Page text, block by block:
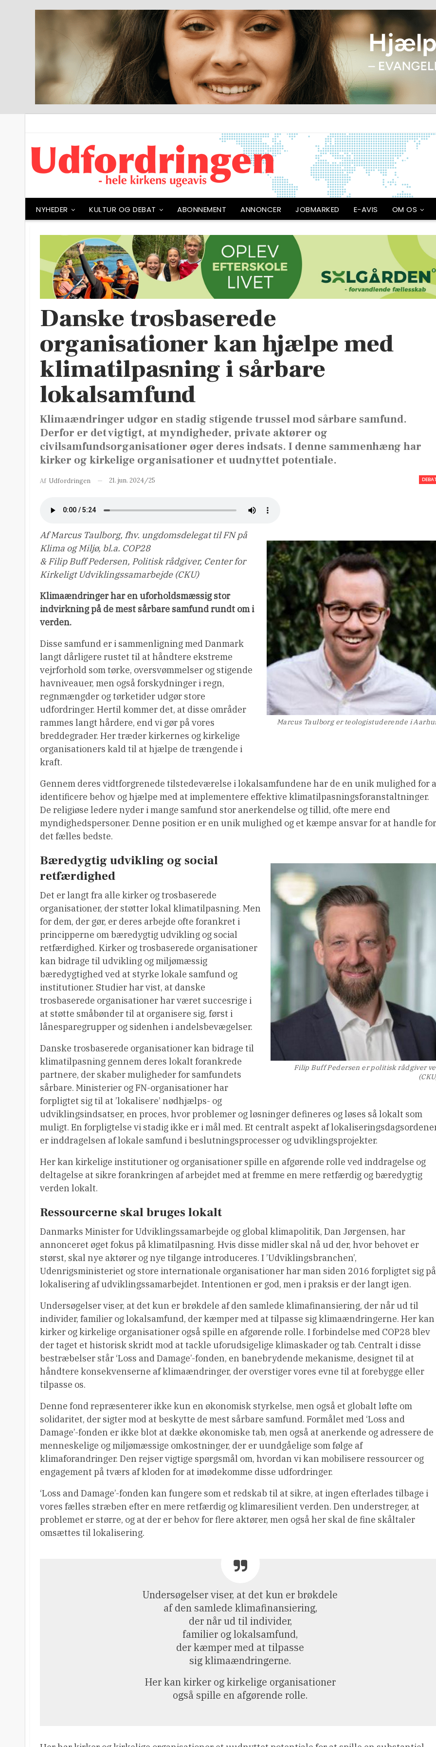
NYHEDER KULTUR OG DEBAT ABONNEMENT ANNONCER JOBMARKED E-AVIS OM OS
Danske trosbaserede
organisationer kan hjælpe med
klimatilpasning i sårbare
lokalsamfund
Klimaændringer udgør en stadig stigende trussel mod sårbare samfund.
Derfor er det vigtigt, at myndigheder, private aktører og
civilsamfundsorganisationer øger deres indsats. I denne sammenhæng har
kirker og kirkelige organisationer et uudnyttet potentiale.
Af Udfordringen 21. jun. 2024/25
Marcus Taulborg er teologistuderende i
Af Marcus Taulborg, fhv. ungdomsdelegat til FN på
Klima og Miljø, bl.a. COP28
& Filip Buff Pedersen, Politisk rådgiver, Center for
Kirkeligt Udviklingssamarbejde (CKU)
Klimaændringer har en uforholdsmæssig stor
indvirkning på de mest sårbare samfund rundt om i
verden.
Disse samfund er i sammenligning med Danmark
langt dårligere rustet til at håndtere ekstreme
vejrforhold som tørke, oversvømmelser og stigende
havniveauer, men også forskydninger i regn,
regnmængder og tørketider udgør store
udfordringer. Hertil kommer det, at disse områder
rammes langt hårdere, end vi gør på vores
breddegrader. Her træder kirkernes og kirkelige
organisationers kald til at hjælpe de trængende i
kraft.
Gennem deres vidtforgrenede tilstedeværelse i lokalsamfundene har de en unik mulighed for
identificere behov og hjælpe med at implementere effektive klimatilpasningsforanstaltninger.
De religiøse ledere nyder i mange samfund stor anerkendelse og tillid, ofte mere end
myndighedspersoner. Denne position er en unik mulighed og et kæmpe ansvar for at handle for
det fælles bedste.
Filip Buff Pedersen er politisk rådgiver
Bæredygtig udvikling og social
retfærdighed
Det er langt fra alle kirker og trosbaserede
organisationer, der støtter lokal klimatilpasning. Men
for dem, der gør, er deres arbejde ofte forankret i
principperne om bæredygtig udvikling og social
retfærdighed. Kirker og trosbaserede organisationer
kan bidrage til udvikling og miljømæssig
bæredygtighed ved at styrke lokale samfund og
institutioner. Studier har vist, at danske
trosbaserede organisationer har været succesrige i
at støtte småbønder til at organisere sig, først i
lånesparegrupper og sidenhen i andelsbevægelser.
Danske trosbaserede organisationer kan bidrage til
klimatilpasning gennem deres lokalt forankrede
partnere, der skaber muligheder for samfundets
sårbare. Ministerier og FN-organisationer har
forpligtet sig til at ’lokalisere’ nødhjælps- og
udviklingsindsatser, en proces, hvor problemer og løsninger defineres og løses så lokalt som
muligt. En forpligtelse vi stadig ikke er i mål med. Et centralt aspekt af
er inddragelsen af lokale samfund i beslutningsprocesser og udviklingsprojekter.
Her kan kirkelige institutioner og organisationer spille en afgørende rolle ved inddragelse og
deltagelse at sikre forankringen af arbejdet med at fremme en mere retfærdig og bæredygtig
verden lokalt.
Ressourcerne skal bruges lokalt
Danmarks Minister for Udviklingssamarbejde og global klimapolitik, Dan Jørgensen, har
annonceret øget fokus på klimatilpasning. Hvis disse midler skal nå ud der, hvor behovet er
størst, skal nye aktører og nye tilgange introduceres. I ’Udviklingsbranchen’,
Udenrigsministeriet og store internationale organisationer har man siden 2016 forpligtet sig på
lokalisering af udviklingssamarbejdet. Intentionen er god, men i praksis er der langt igen.
Undersøgelser viser, at det kun er brøkdele af den samlede klimafinansiering, der når ud til
individer, familier og lokalsamfund, der kæmper med at tilpasse sig klimaændringerne. Her kan
kirker og kirkelige organisationer også spille en afgørende rolle. I forbindelse med COP28 blev
der taget et historisk skridt mod at tackle uforudsigelige klimaskader og tab. Centralt i disse
bestræbelser står ‘Loss and Damage’-fonden, en banebrydende mekanisme, designet til at
håndtere konsekvenserne af klimaændringer, der overstiger vores evne til at forebygge eller
tilpasse os.
Denne fond repræsenterer ikke kun en økonomisk styrkelse, men også et globalt løfte om
solidaritet, der sigter mod at beskytte de mest sårbare samfund. Formålet med ‘Loss and
Damage’-fonden er ikke blot at dække økonomiske tab, men også at anerkende og adressere de
menneskelige og miljømæssige omkostninger, der er uundgåelige som følge af
klimaforandringer. Den rejser vigtige spørgsmål om, hvordan vi kan mobilisere ressourcer og
engagement på tværs af kloden for at imødekomme disse udfordringer.
‘Loss and Damage’-fonden kan fungere som et redskab til at sikre, at ingen efterlades tilbage i
vores fælles stræben efter en mere retfærdig og klimaresilient verden. Den understreger, at
problemet er større, og at der er behov for flere aktører, men også her skal de fine skåltaler
omsættes til lokalisering.
Undersøgelser viser, at det kun er brøkdele
af den samlede klimafinansiering,
der når ud til individer,
familier og lokalsamfund,
der kæmper med at tilpasse
sig klimaændringerne.
Her kan kirker og kirkelige organisationer
også spille en afgørende rolle.